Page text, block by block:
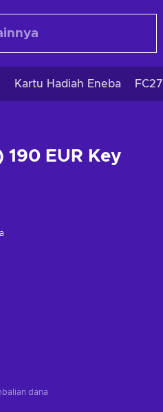
Kartu Hadiah Eneba FC27
190 EUR Key
dana